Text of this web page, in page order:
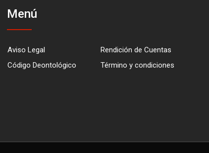
Menú
Aviso Legal
Rendición de Cuentas
Código Deontológico
Término y condiciones